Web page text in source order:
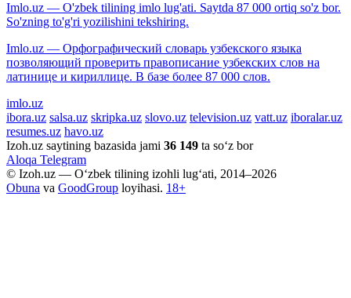
Imlo.uz — O'zbek tilining imlo lug'ati. Saytda 87 000 ortiq so'z bor.
So'zning to'g'ri yozilishini tekshiring.
Imlo.uz — Орфографический словарь узбекского языка
позволяющий проверить правописание узбекских слов на
латинице и кириллице. В базе более 87 000 слов.
imlo.uz
ibora.uz salsa.uz skripka.uz slovo.uz television.uz vatt.uz iboralar.uz
resumes.uz havo.uz
Izoh.uz saytining bazasida jami 36 149 ta so‘z bor
Aloqa Telegram
© Izoh.uz — O‘zbek tilining izohli lug‘ati, 2014–2026
Obuna va GoodGroup loyihasi. 18+